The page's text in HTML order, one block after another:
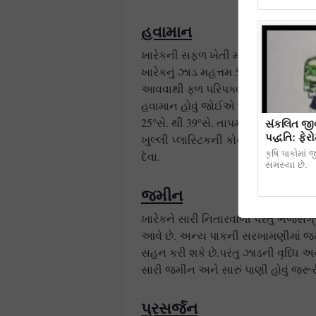
હવામાન
ખારેકની સફળ ખેતી માટે હિમ વગરનો
ખારેકનું ઝાડ મહત્તમ 5૦° સે.
આવવાથી ફળ પરિપક્વ સુધીના
હવામાન હોવું જોઈએ જેથી ફળોમાં
25°સે. થી 39°સે. તાપમાન ઉત્તમ
ખુલ્લી પ્લાસ્ટિકની કોથળી કે
દેવા.
જમીન
ખારેકને સારી નિતારવાળી પરંતુ
આવે છે. અન્ય પાકની સરખામણીમાં
સહન કરી શકે છે.પરંતુ ઝાડની વૃધ્ધિ
સારી જમીન અને સારું પાણી હોવું
પ્રસર્જન
સંકલિત
પદ્ધતિ:
કૃષિ પાકોમાં
સમસ્યા છે.